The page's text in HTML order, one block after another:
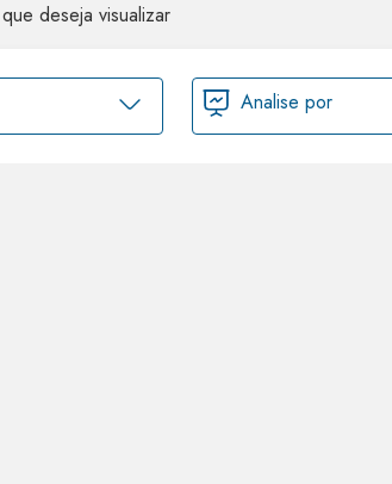
deseja visualizar
Analise por